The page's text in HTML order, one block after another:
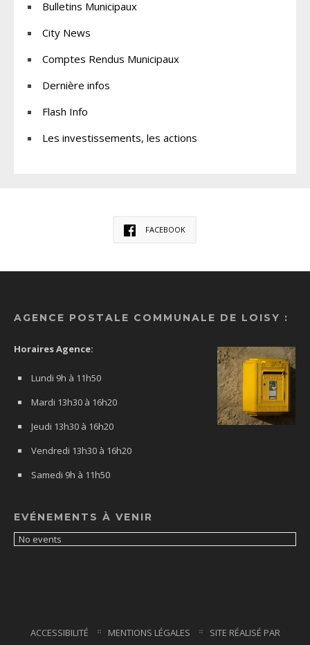
Bulletins Municipaux
City News
Comptes Rendus Municipaux
Dernière infos
Flash Info
Les investissements, les actions
FACEBOOK
AGENCE POSTALE COMMUNALE DE LOISY :
Horaires Agence:
Lundi 9h à 11h50
Mardi 13h30 à 16h20
Jeudi 13h30 à 16h20
Vendredi 13h30 à 16h20
Samedi 9h à 11h50
EVÉNEMENTS À VENIR
No events
ACCESSIBILITÉ MENTIONS LÉGALES SITE RÉALISÉ PAR